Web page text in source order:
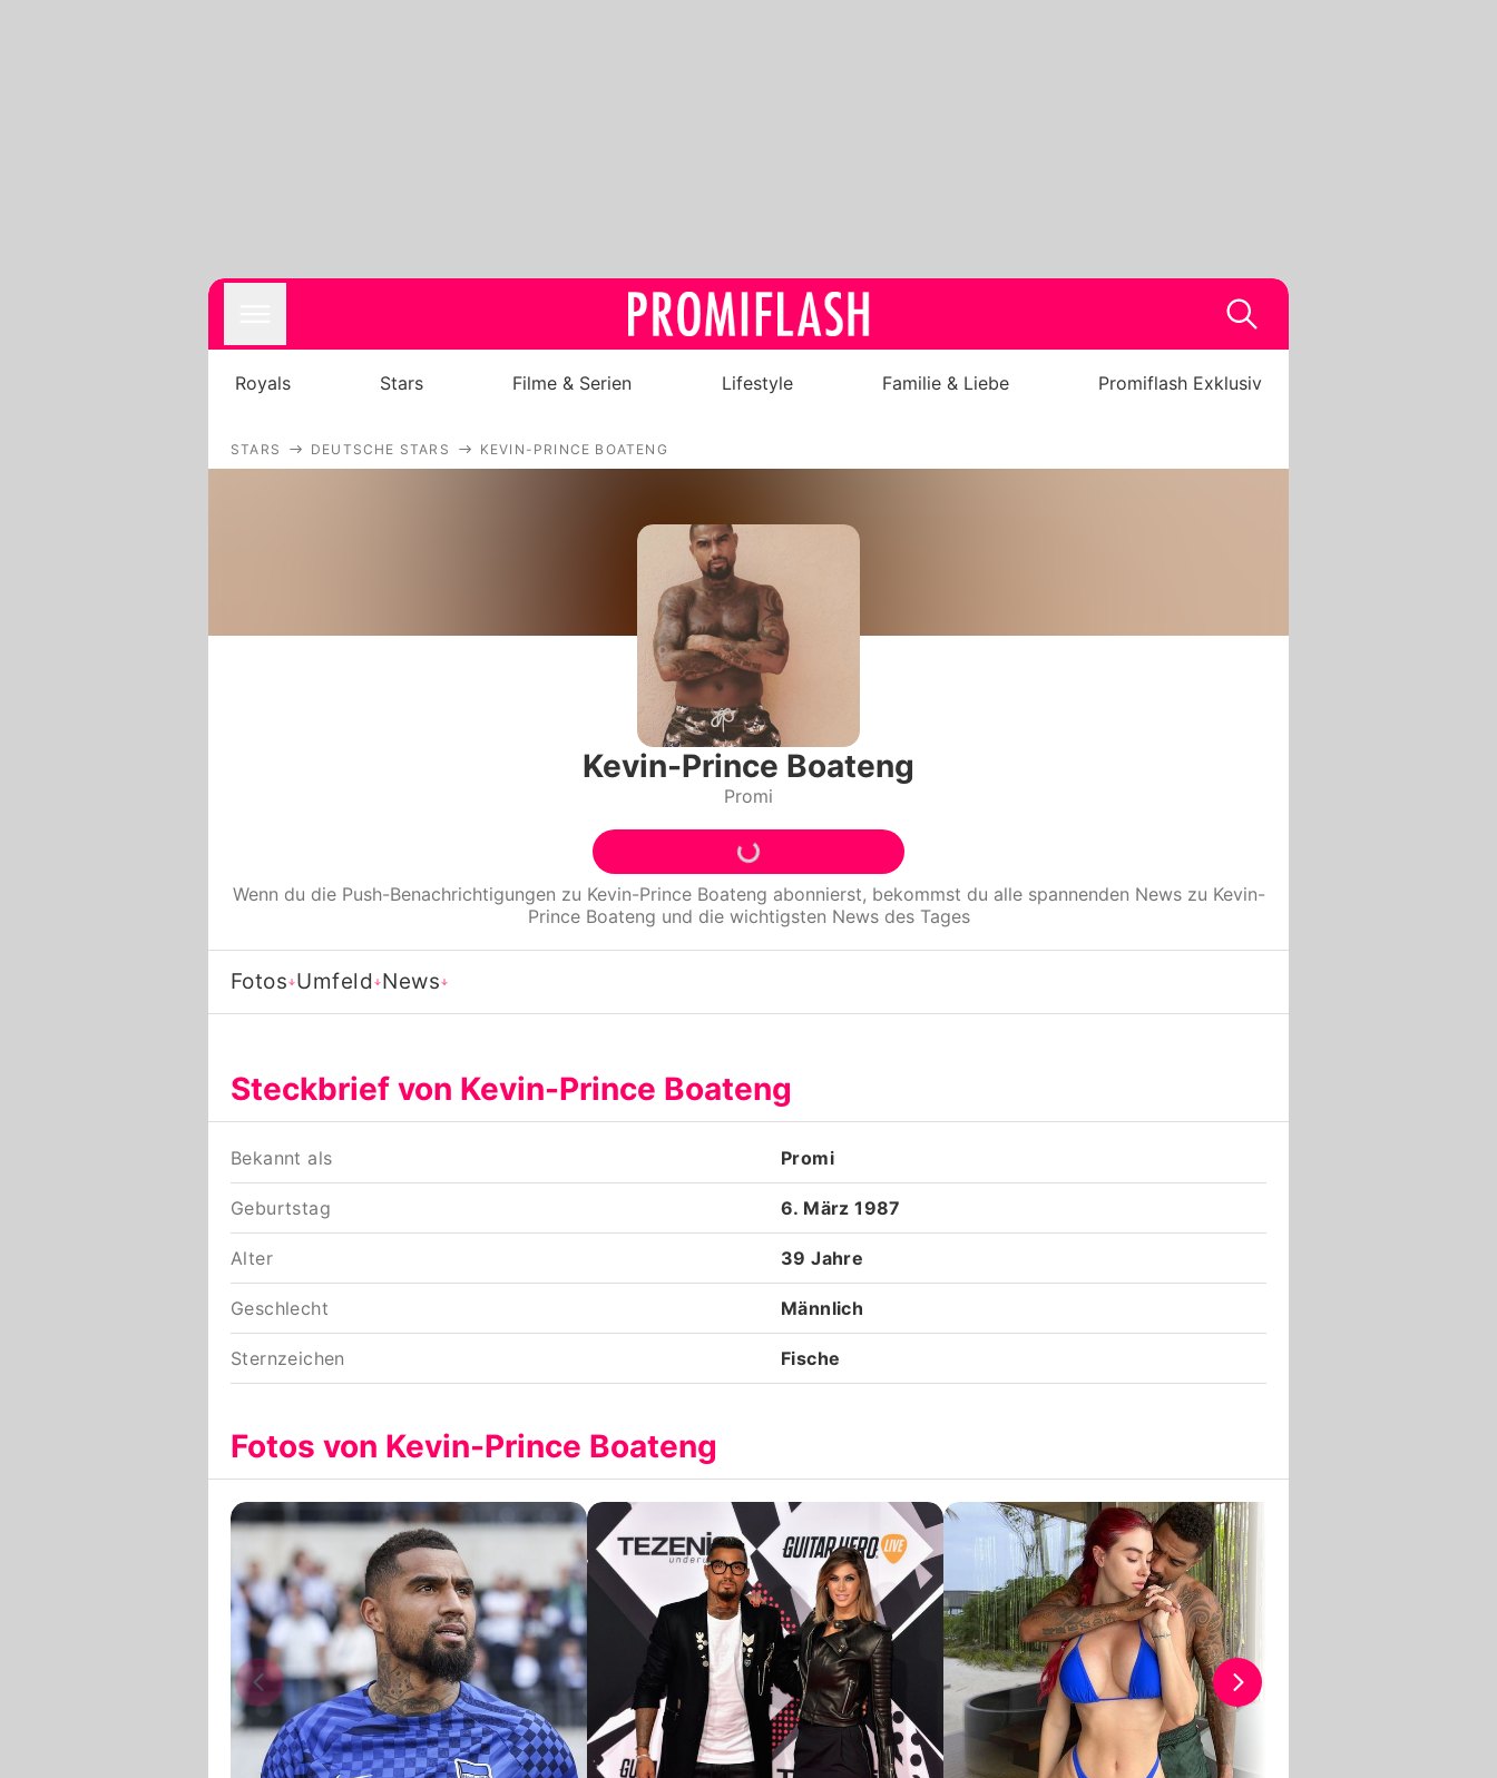
Filme & Serien
Lifestyle
Familie & Liebe
Promiflash Exklusiv
Alle Themen auf Promiflash
Jobs
App runterladen
Team
Nutzungsbedingungen
Royals Stars Filme & Serien Lifestyle Familie & Liebe Promiflash Exklusiv
STARS DEUTSCHE STARS KEVIN-PRINCE BOATENG
Kevin-Prince Boateng
Promi
Wenn du die Push-Benachrichtigungen zu Kevin-Prince Boateng abonnierst, bekommst du alle spannenden News zu Kevin-
Prince Boateng und die wichtigsten News des Tages
Fotos Umfeld News
Steckbrief von Kevin-Prince Boateng
Bekannt als Promi
Geburtstag 6. März 1987
Alter 39 Jahre
Geschlecht Männlich
Sternzeichen Fische
Fotos von Kevin-Prince Boateng